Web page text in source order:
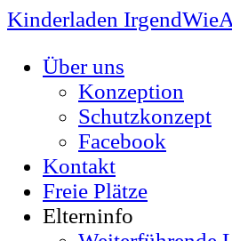
Kinderladen
Über uns
Konzeption
Schutzkonzept
Facebook
Kontakt
Freie Plätze
Elterninfo